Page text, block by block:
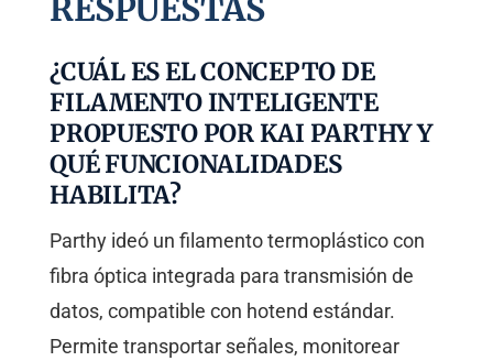
RESPUESTAS
¿CUÁL ES EL CONCEPTO DE
FILAMENTO INTELIGENTE
PROPUESTO POR KAI PARTHY Y
QUÉ FUNCIONALIDADES
HABILITA?
Parthy ideó un filamento termoplástico con
fibra óptica integrada para transmisión de
datos, compatible con hotend estándar.
Permite transportar señales, monitorear